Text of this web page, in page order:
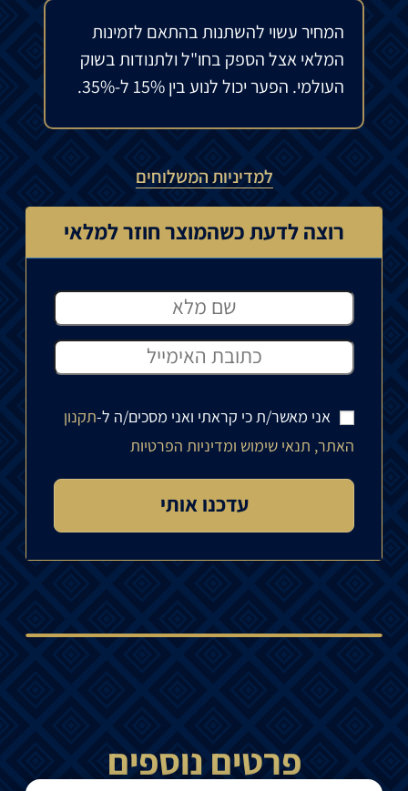
המחיר עשוי להשתנות בהתאם לזמינות
המלאי אצל הספק בחו"ל ולתנודות בשוק
העולמי. הפער יכול לנוע בין 15% ל-35%.
למדיניות המשלוחים
רוצה לדעת כשהמוצר חוזר למלאי
אני מאשר/ת כי קראתי ואני מסכים/ה ל-תקנון
האתר, תנאי שימוש ומדיניות הפרטיות
פרטים נוספים